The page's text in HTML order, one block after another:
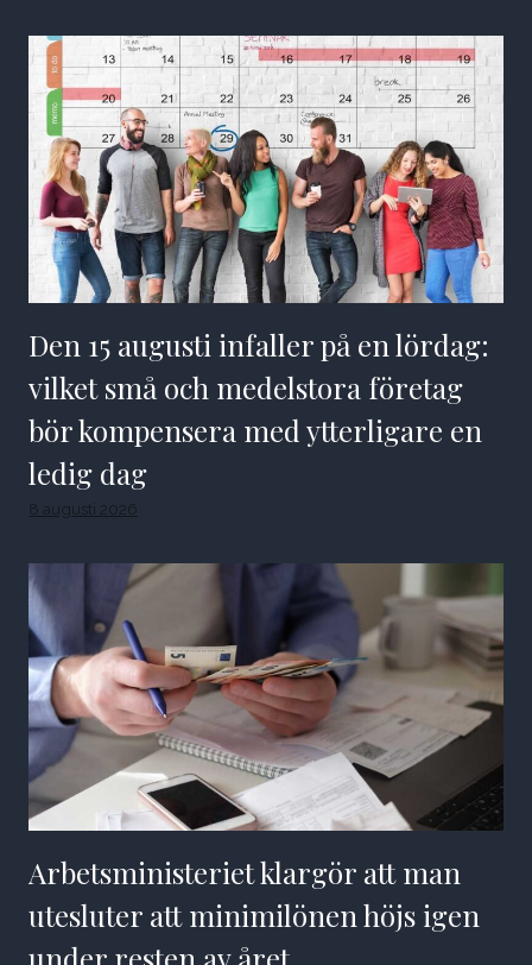
Den 15 augusti infaller på en lördag:
vilket små och medelstora företag
bör kompensera med ytterligare en
ledig dag
8 augusti 2026
Arbetsministeriet klargör att man
utesluter att minimilönen höjs igen